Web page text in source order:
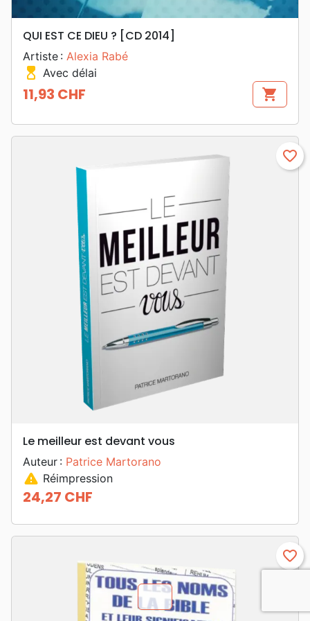
QUI EST CE DIEU ? [CD 2014]
Artiste : Alexia Rabé
hourglass_top Avec délai
Prix
11,93 CHF shopping_cart
favorite_border
Le meilleur est devant vous
Auteur : Patrice Martorano
warning Réimpression
Prix
24,27 CHF
favorite_border